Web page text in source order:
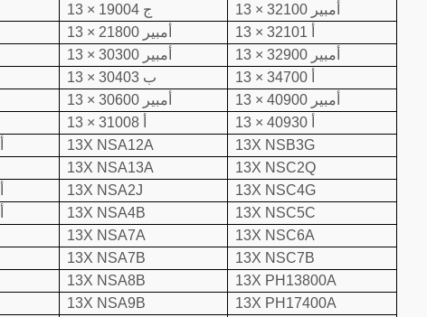
13 × 19004 ج
13 × 32100 أمبير
13 × 21800 أمبير
13 × 30300 أمبير
13 × 32900 أمبير
13 × 30403 ب
13 × 30600 أمبير
13 × 40900 أمبير
13X NSA12A
13X NSB3G
13X NSA13A
13X NSC2Q
13X NSA2J
13X NSC4G
13X NSA4B
13X NSC5C
13X NSA7A
13X NSC6A
13X NSA7B
13X NSC7B
13X NSA8B
13X PH13800A
13X NSA9B
13X PH17400A